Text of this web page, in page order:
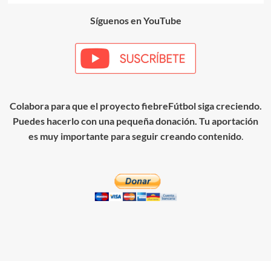
Síguenos en YouTube
Colabora para que el proyecto fiebreFútbol siga creciendo.
Puedes hacerlo con una pequeña donación. Tu aportación
es muy importante para seguir creando contenido.